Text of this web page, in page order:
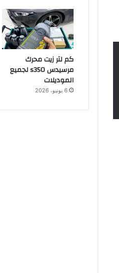
كم لتر زيت محرك
مرسيدس s350 لجميع
الموديلات
6 يونيو، 2026